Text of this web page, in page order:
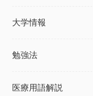
大学情報
勉強法
医療用語解説